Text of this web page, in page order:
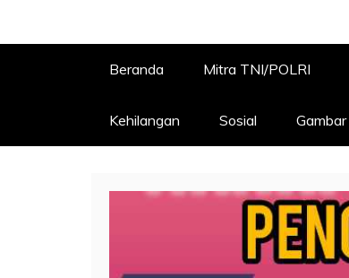
Beranda Mitra TNI/POLRI
Kehilangan Sosial Gambar